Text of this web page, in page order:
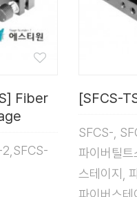
Fiber
2,SFCS-
[SFCS-
SFCS-,
파이버틸
스테이지,